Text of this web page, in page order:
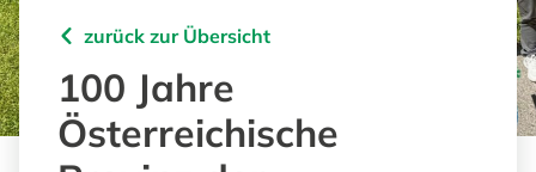
zurück zur Übersicht
100 Jahre
Österreichische